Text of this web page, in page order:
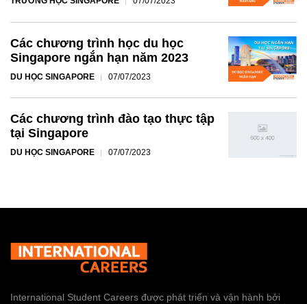
Các chương trình học du học
Singapore ngắn hạn năm 2023
DU HỌC SINGAPORE 07/07/2023
Các chương trình đào tạo thực tập
tại Singapore
DU HỌC SINGAPORE 07/07/2023
International Student Careers được phát triển và vận hành bởi